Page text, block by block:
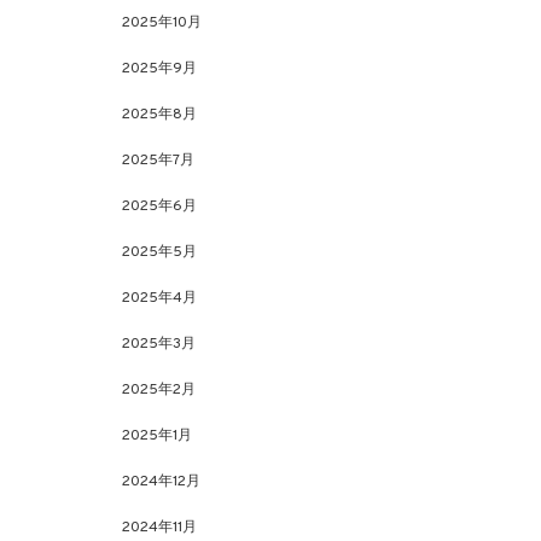
2025年10月
2025年9月
2025年8月
2025年7月
2025年6月
2025年5月
2025年4月
2025年3月
2025年2月
2025年1月
2024年12月
2024年11月